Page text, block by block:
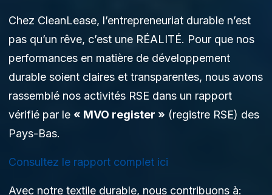
Chez CleanLease, l’entrepreneuriat durable n’est
pas qu’un rêve, c’est une RÉALITÉ. Pour que nos
performances en matière de développement
durable soient claires et transparentes, nous avons
rassemblé nos activités RSE dans un rapport
vérifié par le « MVO register » (registre RSE) des
Pays-Bas.
Consultez le rapport complet ici
Avec notre textile durable, nous contribuons à: